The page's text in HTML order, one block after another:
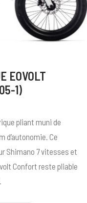
EOVOLT
1)
pliant muni de
d’autonomie. Ce
Shimano 7 vitesses et
Confort reste pliable